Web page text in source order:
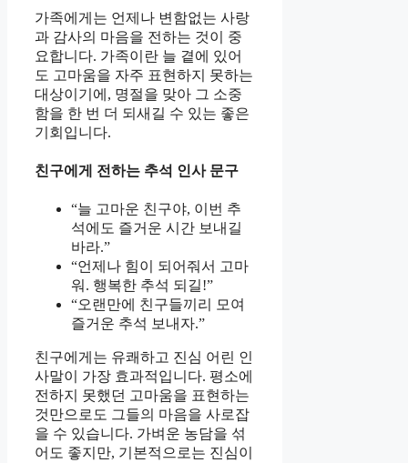
가족에게는 언제나 변함없는 사랑
과 감사의 마음을 전하는 것이 중
요합니다. 가족이란 늘 곁에 있어
도 고마움을 자주 표현하지 못하는
대상이기에, 명절을 맞아 그 소중
함을 한 번 더 되새길 수 있는 좋은
기회입니다.
친구에게 전하는 추석 인사 문구
“늘 고마운 친구야, 이번 추
석에도 즐거운 시간 보내길
바라.”
“언제나 힘이 되어줘서 고마
워. 행복한 추석 되길!”
“오랜만에 친구들끼리 모여
즐거운 추석 보내자.”
친구에게는 유쾌하고 진심 어린 인
사말이 가장 효과적입니다. 평소에
전하지 못했던 고마움을 표현하는
것만으로도 그들의 마음을 사로잡
을 수 있습니다. 가벼운 농담을 섞
어도 좋지만, 기본적으로는 진심이